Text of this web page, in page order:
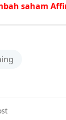
saham